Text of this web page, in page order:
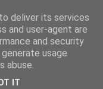
a co se na nich
deliver its services
and user-agent are
and security
usage
abuse.
IT